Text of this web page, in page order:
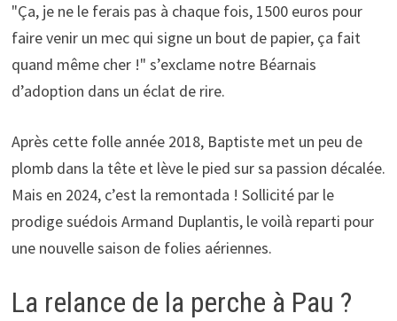
"Ça, je ne le ferais pas à chaque fois, 1500 euros pour
faire venir un mec qui signe un bout de papier, ça fait
quand même cher !" s’exclame notre Béarnais
d’adoption dans un éclat de rire.
Après cette folle année 2018, Baptiste met un peu de
plomb dans la tête et lève le pied sur sa passion décalée.
Mais en 2024, c’est la remontada ! Sollicité par le
prodige suédois Armand Duplantis, le voilà reparti pour
une nouvelle saison de folies aériennes.
La relance de la perche à Pau ?